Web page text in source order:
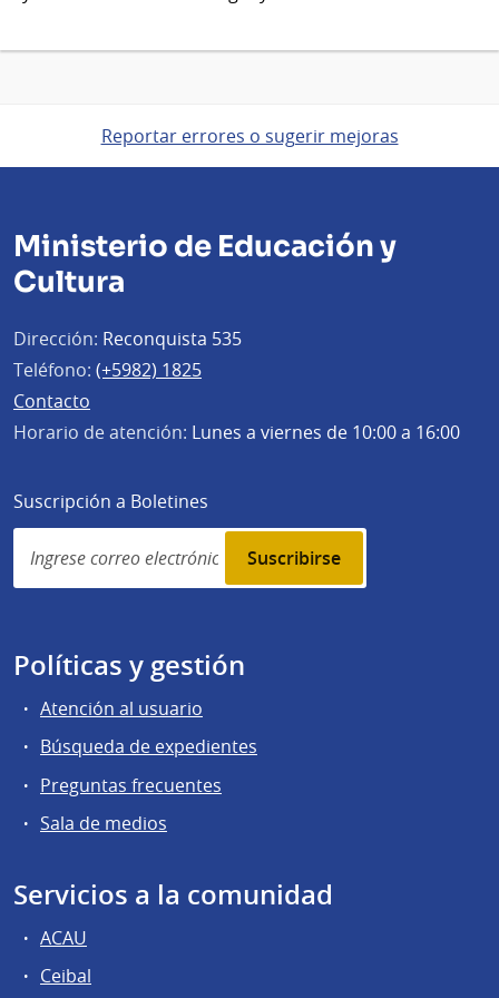
Reportar errores o sugerir mejoras
Ministerio de Educación y
Cultura
Dirección: Reconquista 535
Teléfono: (+5982) 1825
Contacto
Horario de atención: Lunes a viernes de 10:00 a 16:00
Suscripción a Boletines
Simplenews
subscription
Políticas y gestión
Atención al usuario
Búsqueda de expedientes
Preguntas frecuentes
Sala de medios
Servicios a la comunidad
ACAU
Ceibal